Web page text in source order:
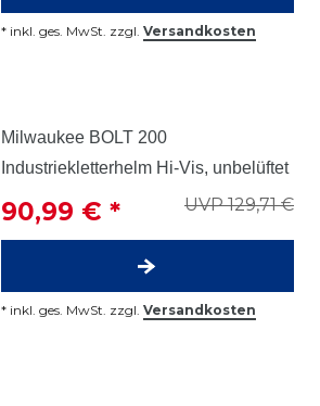
* inkl. ges. MwSt. zzgl. Versandkosten
Milwaukee BOLT 200
Industriekletterhelm Hi-Vis, unbelüftet
UVP 129,71 €
90,99 € *
* inkl. ges. MwSt. zzgl. Versandkosten